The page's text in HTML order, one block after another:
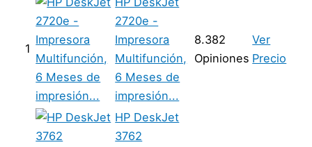
1
2720e -
Impresora
Multifunción,
6 Meses de
impresión...
8.382
Opiniones
Ver
Precio
HP DeskJet
3762